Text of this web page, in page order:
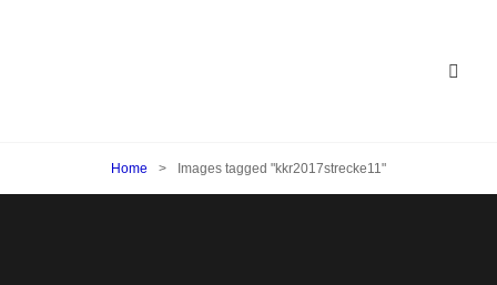
Home > Images tagged "kkr2017strecke11"